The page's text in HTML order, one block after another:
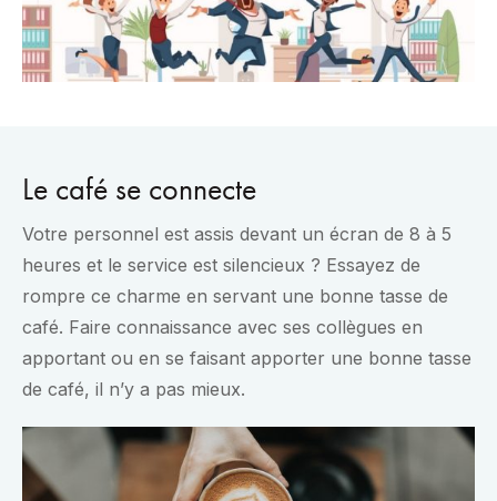
Le café se connecte
Votre personnel est assis devant un écran de 8 à 5
heures et le service est silencieux ? Essayez de
rompre ce charme en servant une bonne tasse de
café. Faire connaissance avec ses collègues en
apportant ou en se faisant apporter une bonne tasse
de café, il n’y a pas mieux.